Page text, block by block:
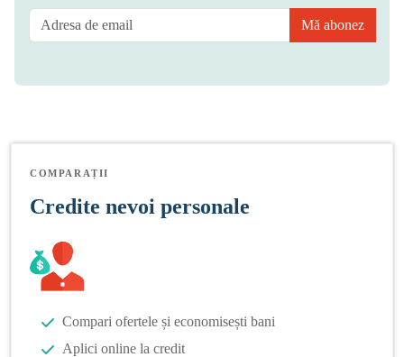
Mă abonez
COMPARAȚII
Credite nevoi personale
Compari ofertele și economisești bani
Aplici online la credit